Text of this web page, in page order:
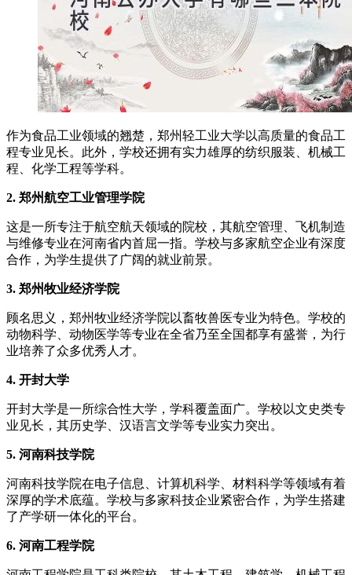
作为食品工业领域的翘楚，郑州轻工业大学以高质量的食品工
程专业见长。此外，学校还拥有实力雄厚的纺织服装、机械工
程、化学工程等学科。
2. 郑州航空工业管理学院
这是一所专注于航空航天领域的院校，其航空管理、飞机制造
与维修专业在河南省内首屈一指。学校与多家航空企业有深度
合作，为学生提供了广阔的就业前景。
3. 郑州牧业经济学院
顾名思义，郑州牧业经济学院以畜牧兽医专业为特色。学校的
动物科学、动物医学等专业在全省乃至全国都享有盛誉，为行
业培养了众多优秀人才。
4. 开封大学
开封大学是一所综合性大学，学科覆盖面广。学校以文史类专
业见长，其历史学、汉语言文学等专业实力突出。
5. 河南科技学院
河南科技学院在电子信息、计算机科学、材料科学等领域有着
深厚的学术底蕴。学校与多家科技企业紧密合作，为学生搭建
了产学研一体化的平台。
6. 河南工程学院